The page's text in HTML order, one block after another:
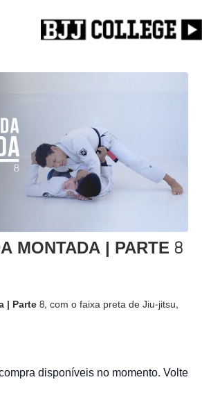
MONTADA | PARTE 8
| Parte 8, com o faixa preta de Jiu-jitsu,
disponíveis no momento. Volte